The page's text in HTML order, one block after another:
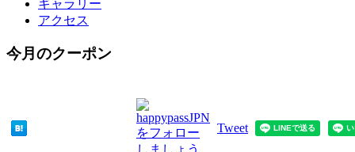
ギャラリー
アクセス
今月のクーポン
Tweet